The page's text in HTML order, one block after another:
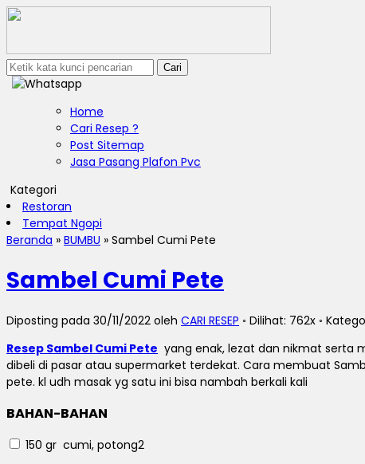
Cari
Home
Cari Resep ?
Post Sitemap
Jasa Pasang Plafon Pvc
Kategori
Restoran
Tempat Ngopi
Beranda » BUMBU » Sambel Cumi Pete
Sambel Cumi Pete
Diposting pada 30/11/2022 oleh CARI RESEP ◦ Dilihat: 762x ◦
Resep Sambel Cumi Pete yang enak, lezat dan nikmat serta
dibeli di pasar atau supermarket terdekat. Cara membuat
pete. kl udh masak yg satu ini bisa nambah berkali kali
BAHAN-BAHAN
150 gr cumi, potong2